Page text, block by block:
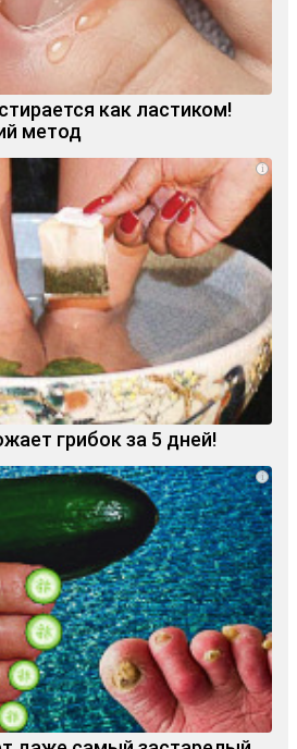
как ластиком!
метод
i
грибок за 5 дней!
i